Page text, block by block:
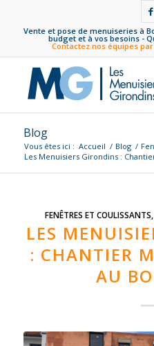
Vente et pose de menuiseries à
budget et à vos besoins -
Contactez nos équipes
Blog
Vous êtes ici : Accueil / Blog /
Les Menuisiers Girondins :
FENÊTRES ET COULISSANTS
LES
: CHANTIER
AU